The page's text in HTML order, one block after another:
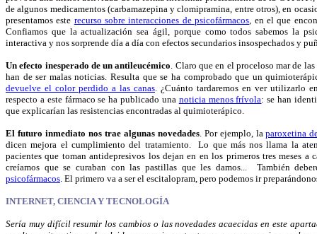
de algunos medicamentos (carbamazepina y clomipramina, entre otros), en
presentamos este recurso sobre interacciones de psicofármacos , en el que
Confiamos que la actualización sea ágil, porque como todos sabemos la
interactiva y nos sorprende día a día con efectos secundarios insospechados y
Un efecto inesperado de un antileucémico . Claro que en el proceloso mar de
han de ser malas noticias. Resulta que se ha comprobado que un
devuelve el color perdido a las canas . ¿Cuánto tardaremos en ver utilizarlo
respecto a este fármaco se ha publicado una noticia menos frívola: se han
que explicarían las resistencias encontradas al quimioterápico.
El futuro inmediato nos trae algunas novedades. Por ejemplo, laparoxetina
dicen mejora el cumplimiento del tratamiento. Lo que más nos llama la
pacientes que toman antidepresivos los dejan en en los primeros tres meses a
creíamos que se curaban con las pastillas que les damos... También
psicofármacos . El primero va a ser el escitalopram, pero podemos ir
INTERNET, CIENCIA Y TECNOLOGÍA
Sería muy difícil resumir los cambios o las novedades acaecidas en este